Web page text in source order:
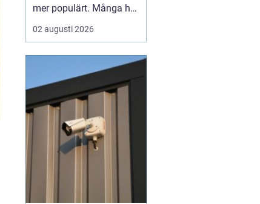
mer populärt. Många har
ärvda ringar, kedjor eller
örhängen som mest
starkt känslomässigt
värde. Genom
att ...
02 augusti 2026